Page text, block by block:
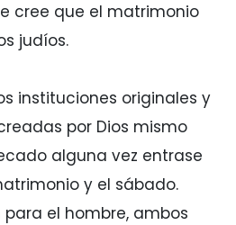
cree que el matrimonio
judíos.
instituciones originales y
por Dios mismo
alguna vez entrase
y el sábado.
el hombre, ambos